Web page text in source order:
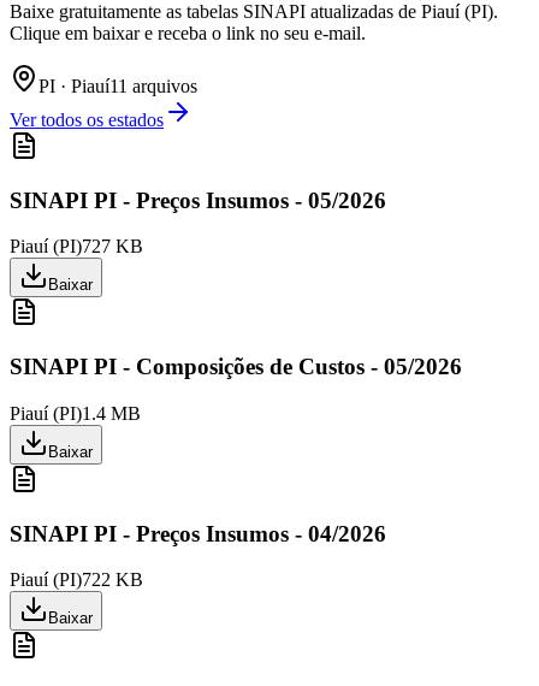
Baixe gratuitamente as tabelas SINAPI atualizadas de Piauí (PI).
Clique em baixar e receba o link no seu e-mail.
PI · Piauí11 arquivos
Ver todos os estados
SINAPI PI - Preços Insumos - 05/2026
Piauí(PI)727 KB
Baixar
SINAPI PI - Composições de Custos - 05/2026
Piauí(PI)1.4 MB
Baixar
SINAPI PI - Preços Insumos - 04/2026
Piauí(PI)722 KB
Baixar